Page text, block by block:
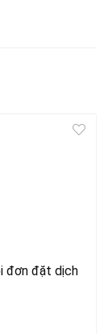
đơn đặt dịch